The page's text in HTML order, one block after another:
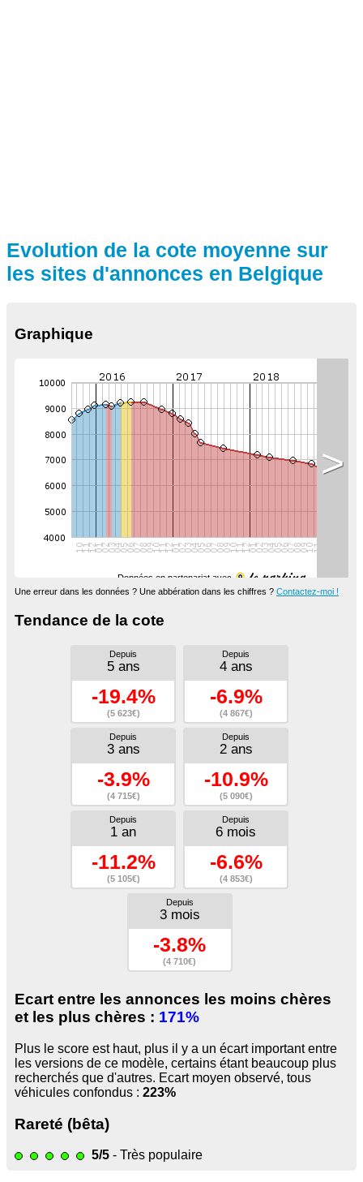
Evolution de la cote moyenne sur
les sites d'annonces en Belgique
Graphique
Données en partenariat avec
>
Une erreur dans les données ? Une abbération dans les chiffres ? Contactez-moi !
Tendance de la cote
Depuis
5 ans
-19.4%
(5 623€)
Depuis
4 ans
-6.9%
(4 867€)
Depuis
3 ans
-3.9%
(4 715€)
Depuis
2 ans
-10.9%
(5 090€)
Depuis
1 an
-11.2%
(5 105€)
Depuis
6 mois
-6.6%
(4 853€)
Depuis
3 mois
-3.8%
(4 710€)
Ecart entre les annonces les moins chères
et les plus chères : 171%
Plus le score est haut, plus il y a un écart important entre
les versions de ce modèle, certains étant beaucoup plus
recherchés que d'autres. Ecart moyen observé, tous
véhicules confondus : 223%
Rareté (bêta)
5/5 - Très populaire